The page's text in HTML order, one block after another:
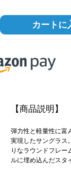
カートに
【商品説明】
弾力性と軽量性に富
実現したサングラス
りなラウンドフレー
ルに埋め込んだスタ